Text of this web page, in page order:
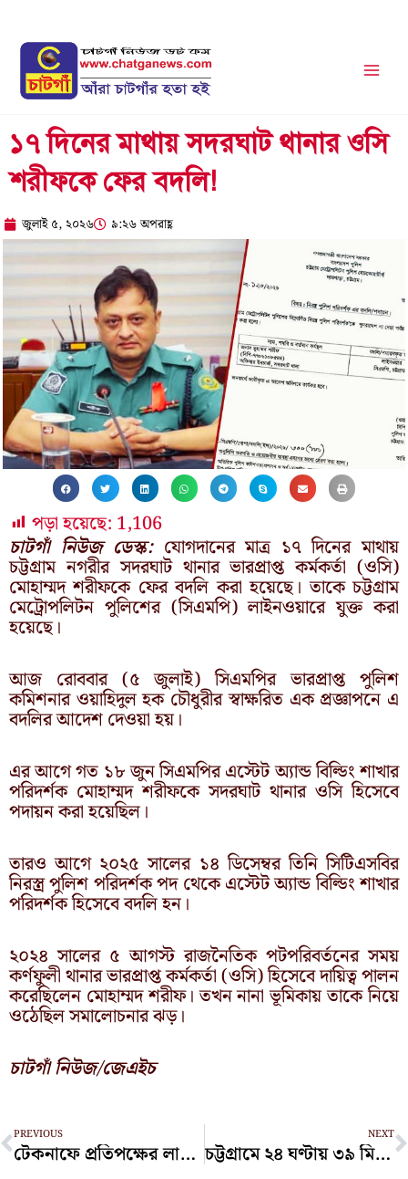
content
১৭ দিনের মাথায় সদরঘাট থানার ওসি
শরীফকে ফের বদলি!
জুলাই ৫, ২০২৬ ৯:২৬ অপরাহ্ণ
পড়া হয়েছে: 1,106
চাটগাঁ নিউজ ডেস্ক:যোগদানের মাত্র ১৭ দিনের মাথায়
চট্টগ্রাম নগরীর সদরঘাট থানার ভারপ্রাপ্ত কর্মকর্তা (ওসি)
মোহাম্মদ শরীফকে ফের বদলি করা হয়েছে। তাকে চট্টগ্রাম
মেট্রোপলিটন পুলিশের (সিএমপি) লাইনওয়ারে যুক্ত করা
হয়েছে।
আজ রোববার (৫ জুলাই) সিএমপির ভারপ্রাপ্ত পুলিশ
কমিশনার ওয়াহিদুল হক চৌধুরীর স্বাক্ষরিত এক প্রজ্ঞাপনে এ
বদলির আদেশ দেওয়া হয়।
এর আগে গত ১৮ জুন সিএমপির এস্টেট অ্যান্ড বিল্ডিং শাখার
পরিদর্শক মোহাম্মদ শরীফকে সদরঘাট থানার ওসি হিসেবে
পদায়ন করা হয়েছিল।
তারও আগে ২০২৫ সালের ১৪ ডিসেম্বর তিনি সিটিএসবির
নিরস্ত্র পুলিশ পরিদর্শক পদ থেকে এস্টেট অ্যান্ড বিল্ডিং শাখার
পরিদর্শক হিসেবে বদলি হন।
২০২৪ সালের ৫ আগস্ট রাজনৈতিক পটপরিবর্তনের সময়
কর্ণফুলী থানার ভারপ্রাপ্ত কর্মকর্তা (ওসি) হিসেবে দায়িত্ব পালন
করেছিলেন মোহাম্মদ শরীফ। তখন নানা ভূমিকায় তাকে নিয়ে
ওঠেছিল সমালোচনার ঝড়।
চাটগাঁ নিউজ/জেএইচ
Prev
PREVIOUS
টেকনাফে প্রতিপক্ষের লাঠির আঘাতে কলেজ শিক্ষার্থীর মৃত্যু
NEXT
চট্টগ্রামে ২৪ ঘণ্টায় ৩৯ মিলিমিটার বৃষ্টি, বন্দরে ৩ নম্বর সতর্ক সংকেত